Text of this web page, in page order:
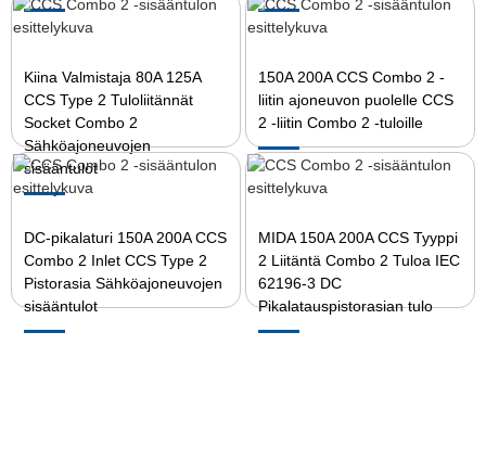
Kiina Valmistaja 80A 125A
CCS Type 2 Tuloliitännät
Socket Combo 2
Sähköajoneuvojen
sisääntulot
150A 200A CCS Combo 2 -
liitin ajoneuvon puolelle CCS
2 -liitin Combo 2 -tuloille
DC-pikalaturi 150A 200A CCS
Combo 2 Inlet CCS Type 2
Pistorasia Sähköajoneuvojen
sisääntulot
MIDA 150A 200A CCS Tyyppi
2 Liitäntä Combo 2 Tuloa IEC
62196-3 DC
Pikalatauspistorasian tulo